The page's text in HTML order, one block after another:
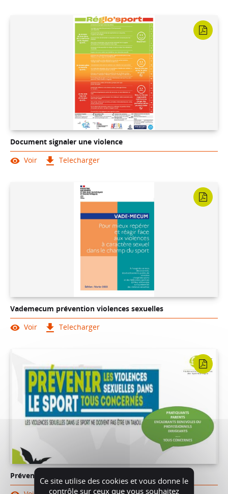
Document signaler une violence
Voir
Telecharger
Vademecum prévention violences sexuelles
Voir
Telecharger
Prévenir les violences sexuelles dans le sport
Ce site utilise des cookies et vous donne le
contrôle sur ceux que vous souhaitez